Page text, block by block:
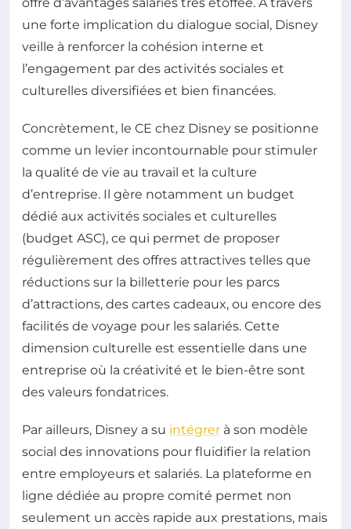
une forte implication du dialogue social, Disney
veille à renforcer la cohésion interne et
l’engagement par des activités sociales et
culturelles diversifiées et bien financées.
Concrètement, le CE chez Disney se positionne
comme un levier incontournable pour stimuler
la qualité de vie au travail et la culture
d’entreprise. Il gère notamment un budget
dédié aux activités sociales et culturelles
(budget ASC), ce qui permet de proposer
régulièrement des offres attractives telles que
réductions sur la billetterie pour les parcs
d’attractions, des cartes cadeaux, ou encore des
facilités de voyage pour les salariés. Cette
dimension culturelle est essentielle dans une
entreprise où la créativité et le bien-être sont
des valeurs fondatrices.
Par ailleurs, Disney a su intégrer à son modèle
social des innovations pour fluidifier la relation
entre employeurs et salariés. La plateforme en
ligne dédiée au propre comité permet non
seulement un accès rapide aux prestations, mais